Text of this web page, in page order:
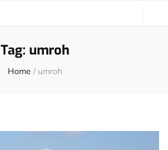
Tag: umroh
Home / umroh